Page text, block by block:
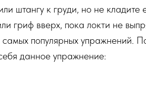
штангу к груди, но не кладите
гриф вверх, пока локти не
популярных упражнений.
данное упражнение: